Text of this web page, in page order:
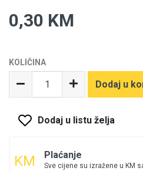
0,30 KM
KOLIČINA
Dodaj u
Dodaj u listu želja
Plaćanje
Sve cijene su izražene u KM